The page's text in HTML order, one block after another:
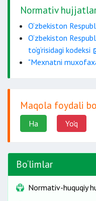
Normativ
O‘zbekiston
O‘zbekiston
to‘g‘risidagi kodeksi
"Mexnatni
Maqola foydali
Ha Yo'q
Bo‘limlar
Normativ-huquqiy